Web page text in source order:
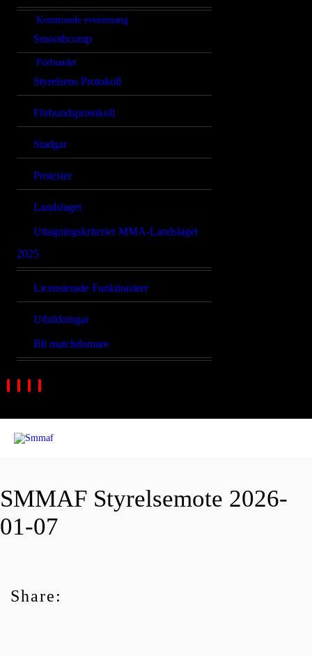
Kommande evenemang
Smoothcomp
Förbundet
Styrelsens Protokoll
Förbundsprotokoll
Stadgar
Protester
Landslaget
Uttagningskriterier MMA-Landslaget
2025
Licensierade Funktionärer
Utbildningar
Bli matchdomare
SMMAF Styrelsemote 2026-
01-07
Share: